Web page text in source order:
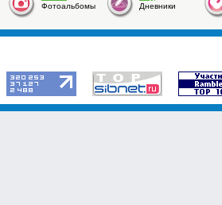
Фотоальбомы Дневники